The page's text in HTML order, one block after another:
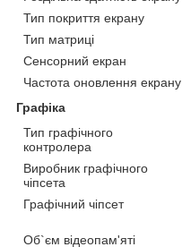
Тип покриття екрану
Тип матриці
Сенсорний екран
Частота оновлення екрану
Графіка
Тип графічного
контролера
Виробник графічного
чіпсета
Графічний чіпсет
Об`єм відеопам'яті